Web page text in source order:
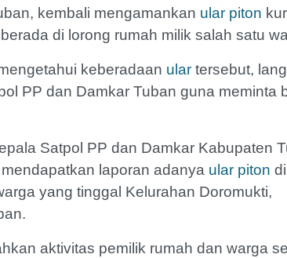
kembali mengamankan ular piton
di lorong rumah milik salah satu
keberadaan ular tersebut,
PP dan Damkar Tuban guna meminta
Satpol PP dan Damkar Kabupaten
laporan adanya ular piton di
yang tinggal Kelurahan Doromukti,
aktivitas pemilik rumah dan warga